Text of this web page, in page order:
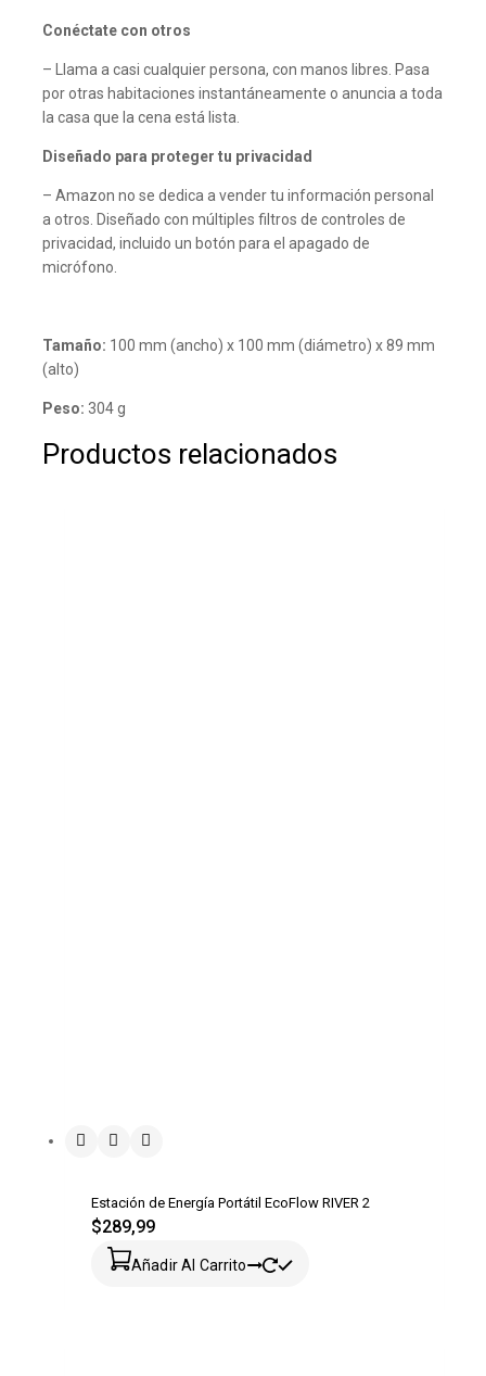
Conéctate con otros
– Llama a casi cualquier persona, con manos libres. Pasa
por otras habitaciones instantáneamente o anuncia a toda
la casa que la cena está lista.
Diseñado para proteger tu privacidad
– Amazon no se dedica a vender tu información personal
a otros. Diseñado con múltiples filtros de controles de
privacidad, incluido un botón para el apagado de
micrófono.
Tamaño: 100 mm (ancho) x 100 mm (diámetro) x 89 mm
(alto)
Peso: 304 g
Productos relacionados
Estación de Energía Portátil EcoFlow RIVER 2
$289,99
Añadir Al Carrito